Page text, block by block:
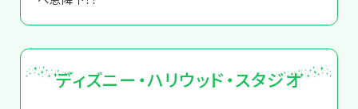
ディズニー・ハリウッド・スタジオ